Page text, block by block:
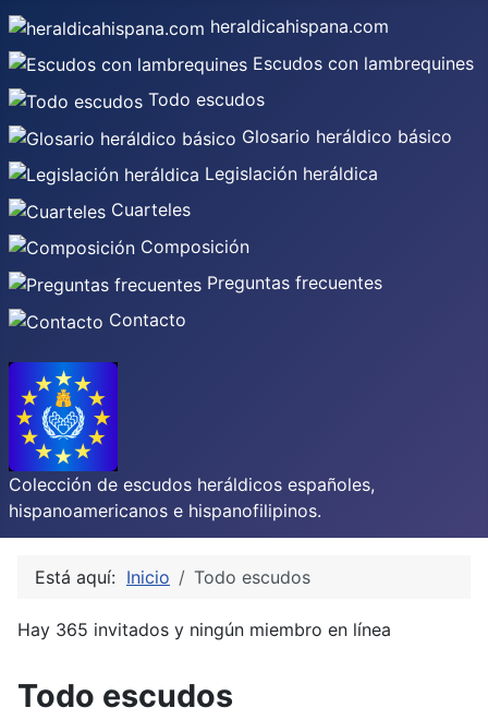
heraldicahispana.com
Escudos con lambrequines
Todo escudos
Glosario heráldico básico
Legislación heráldica
Cuarteles
Composición
Preguntas frecuentes
Contacto
Colección de escudos heráldicos españoles,
hispanoamericanos e hispanofilipinos.
Está aquí: Inicio Todo escudos
Hay 365 invitados y ningún miembro en línea
Todo escudos